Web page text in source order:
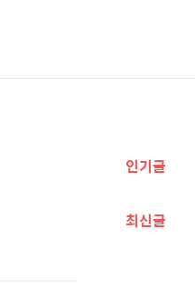
추
정
인기글
최신글